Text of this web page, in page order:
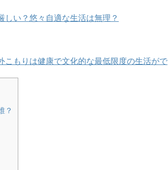
い？悠々自適な生活は無理？
もりは健康で文化的な最低限度の生活がで
？